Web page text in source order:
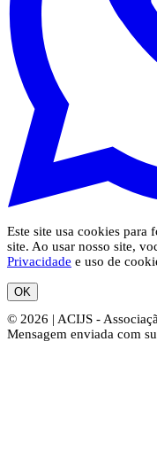
Este site usa cookies para
site. Ao usar nosso site,
Privacidade e uso de
OK
© 2026 | ACIJS -
Mensagem enviada com